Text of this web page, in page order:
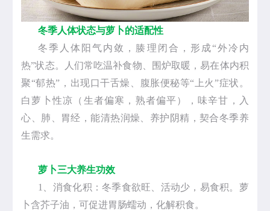
冬季人体状态与萝卜的适配性
冬季人体阳气内敛，腠理闭合，形成“外冷内
热”状态。人们常吃温补食物、围炉取暖，易在体内积
聚“郁热”，出现口干舌燥、腹胀便秘等“上火”症状。
白萝卜性凉（生者偏寒，熟者偏平），味辛甘，入
心、肺、胃经，能清热润燥、养护阴精，契合冬季养
生需求。
萝卜三大养生功效
1、消食化积：冬季食欲旺、活动少，易食积。萝
卜含芥子油，可促进胃肠蠕动，化解积食。